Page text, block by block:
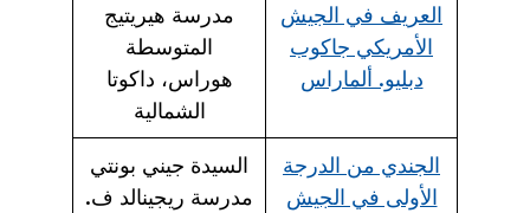
العريف في الجيش
الأمريكي جاكوب
دبليو. ألماراس
مدرسة هيريتيج
المتوسطة
هوراس، داكوتا
الشمالية
الجندي من الدرجة
الأولى في الجيش
السيدة جيني بونتي
مدرسة ريجينالد ف.